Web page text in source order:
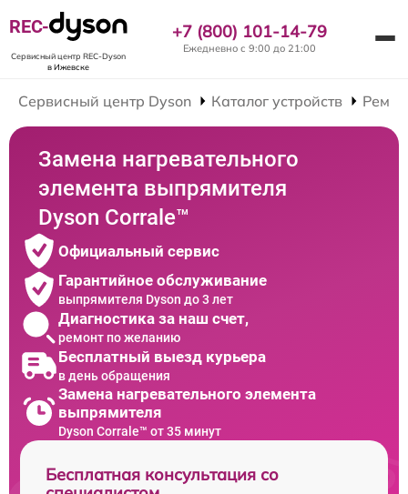
REC-
Сервисный центр REC-Dyson
в Ижевске
+7 (800) 101-14-79
Ежедневно с 9:00 до 21:00
Сервисный центр Dyson Каталог устройств
Замена нагревательного
элемента выпрямителя
Dyson Corrale™
Официальный сервис
Гарантийное обслуживание
выпрямителя Dyson до 3 лет
Диагностика за наш счет,
ремонт по желанию
Бесплатный выезд курьера
в день обращения
Замена нагревательного элемента
выпрямителя
Dyson Corrale™ от 35 минут
Бесплатная консультация со